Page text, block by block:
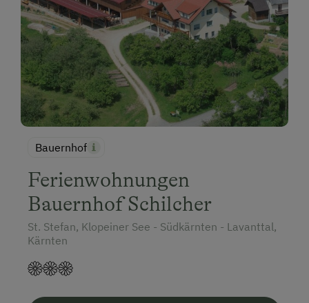
Bauernhof
Ferienwohnungen
Bauernhof Schilcher
St. Stefan, Klopeiner See - Südkärnten - Lavanttal,
Kärnten